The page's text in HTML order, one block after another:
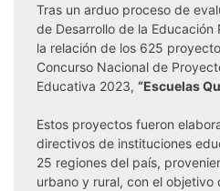
Tras un arduo proceso de
de Desarrollo de la
la relación de los 625
Concurso Nacional de
Educativa 2023, “Escuelas
Estos proyectos fueron
directivos de instituciones
25 regiones del país,
urbano y rural, con el objetivo